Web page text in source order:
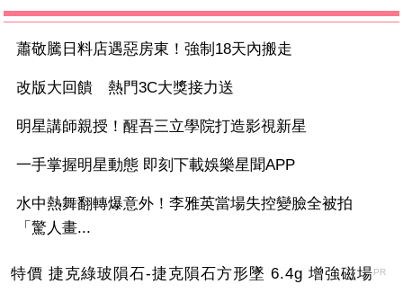
蕭敬騰日料店遇惡房東！強制18天內搬走
改版大回饋 熱門3C大獎接力送
明星講師親授！醒吾三立學院打造影視新星
一手掌握明星動態 即刻下載娛樂星聞APP
水中熱舞翻轉爆意外！李雅英當場失控變臉全被拍
「驚人畫...
特價 捷克綠玻隕石-捷克隕石方形墜 6.4g 增強磁場 PR